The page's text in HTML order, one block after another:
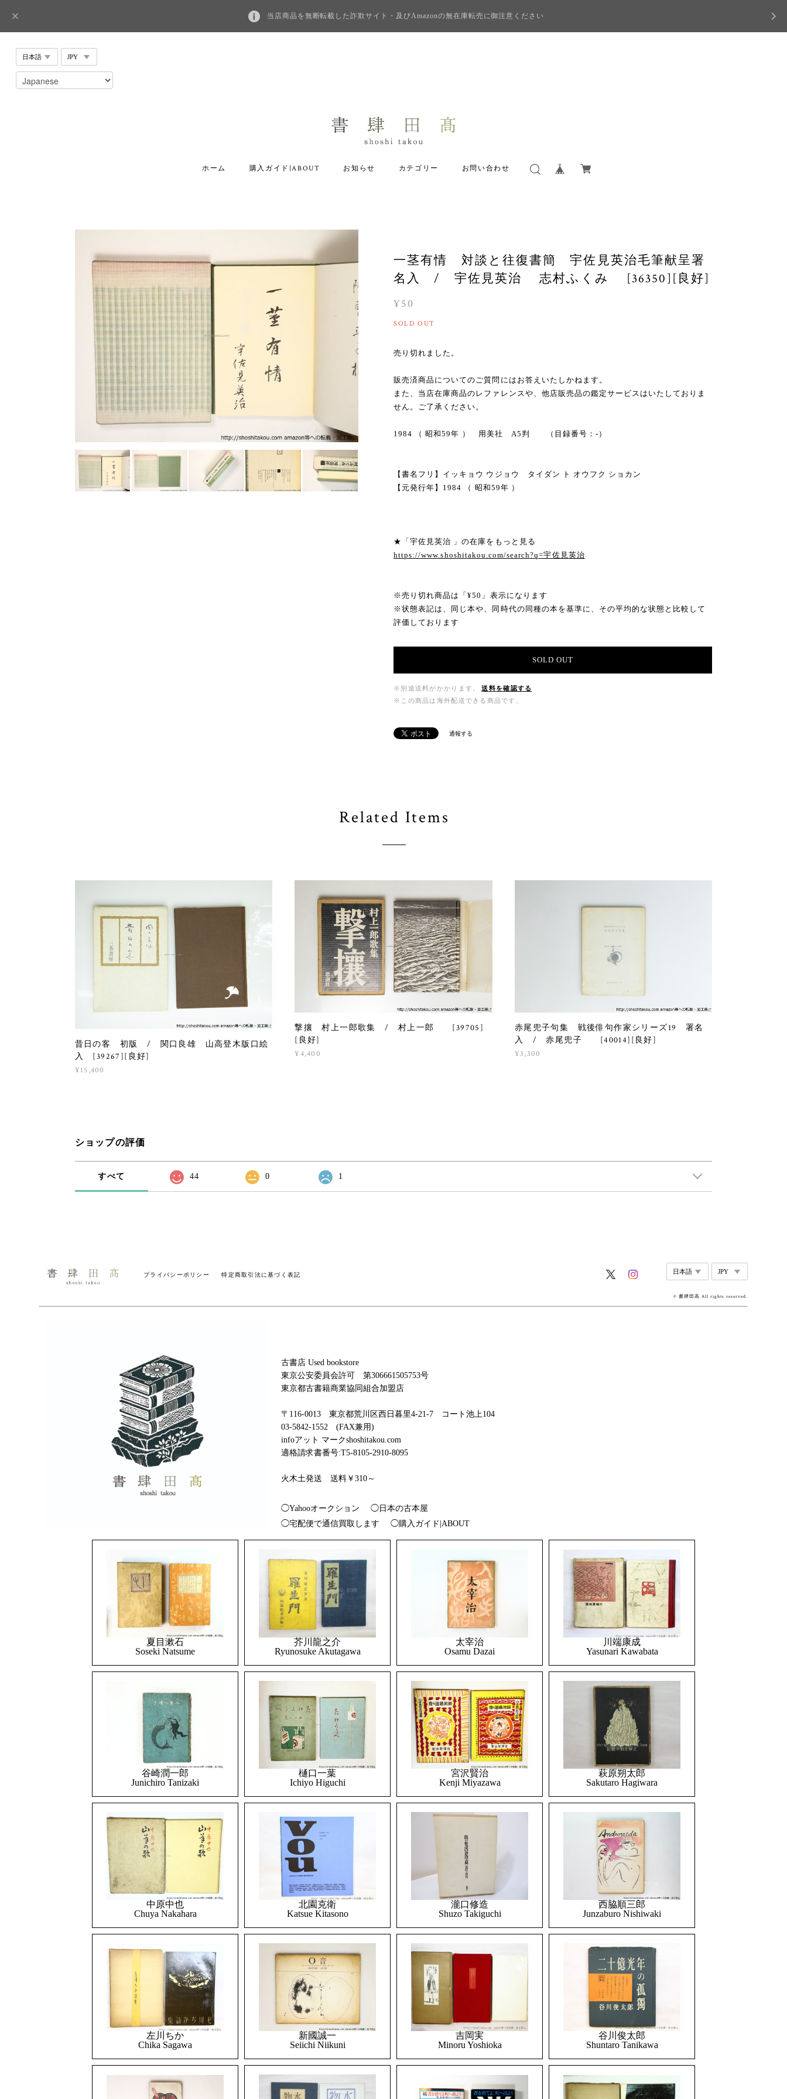
当店商品を無断転載した詐欺サイト・及びAmazonの無在庫転売に御注意ください
ホーム 購入ガイド|ABOUT お知らせ カテゴリー お問い合わせ
一茎有情 対談と往復書簡 宇佐見英治毛筆献呈署
名入 / 宇佐見英治 志村ふくみ [36350][良好]
¥50
SOLD OUT
売り切れました。
販売済商品についてのご質問にはお答えいたしかねます。
また、当店在庫商品のレファレンスや、他店販売品の鑑定サービスはいたしておりま
せん。ご了承ください。
1984 （ 昭和59年 ） 用美社 A5判 （目録番号：-）
【書名フリ】イッキョウ ウジョウ タイダン ト オウフク ショカン
【元発行年】1984 （ 昭和59年 ）
★「宇佐見英治 」の在庫をもっと見る
https://www.shoshitakou.com/search?q=宇佐見英治
※売り切れ商品は「¥50」表示になります
※状態表記は、同じ本や、同時代の同種の本を基準に、その平均的な状態と比較して
評価しております
SOLD OUT
※別途送料がかかります。
送料を確認する
※この商品は海外配送できる商品です。
通報する
Related Items
昔日の客 初版 / 関口良雄 山高登木版口絵
入 [39267][良好]
¥15,400
撃攘 村上一郎歌集 / 村上一郎 [39705]
[良好]
¥4,400
赤尾兜子句集 戦後俳句作家シリーズ19 署名
入 / 赤尾兜子 [40014][良好]
¥3,300
ショップの評価
すべて 44 0 1
プライバシーポリシー 特定商取引法に基づく表記
© 書肆田高 All rights reserved.
古書店 Used bookstore
東京公安委員会許可 第306661505753号
東京都古書籍商業協同組合加盟店
〒116-0013 東京都荒川区西日暮里4-21-7 コート池上104
03-5842-1552 (FAX兼用)
infoアット マークshoshitakou.com
適格請求書番号:T5-8105-2910-8095
火木土発送 送料￥310～
◯Yahooオークション
◯日本の古本屋
◯宅配便で通信買取します
◯購入ガイド|ABOUT
夏目漱石
Soseki Natsume
芥川龍之介
Ryunosuke Akutagawa
太宰治
Osamu Dazai
川端康成
Yasunari Kawabata
谷崎潤一郎
Junichiro Tanizaki
樋口一葉
Ichiyo Higuchi
宮沢賢治
Kenji Miyazawa
萩原朔太郎
Sakutaro Hagiwara
中原中也
Chuya Nakahara
北園克衛
Katsue Kitasono
瀧口修造
Shuzo Takiguchi
西脇順三郎
Junzaburo Nishiwaki
左川ちか
Chika Sagawa
新國誠一
Seiichi Niikuni
吉岡実
Minoru Yoshioka
谷川俊太郎
Shuntaro Tanikawa